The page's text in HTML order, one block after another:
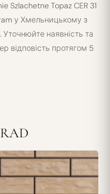
Szlachetne Topaz CER 31
у Хмельницькому з
Уточнюйте наявність та
відповість протягом 5